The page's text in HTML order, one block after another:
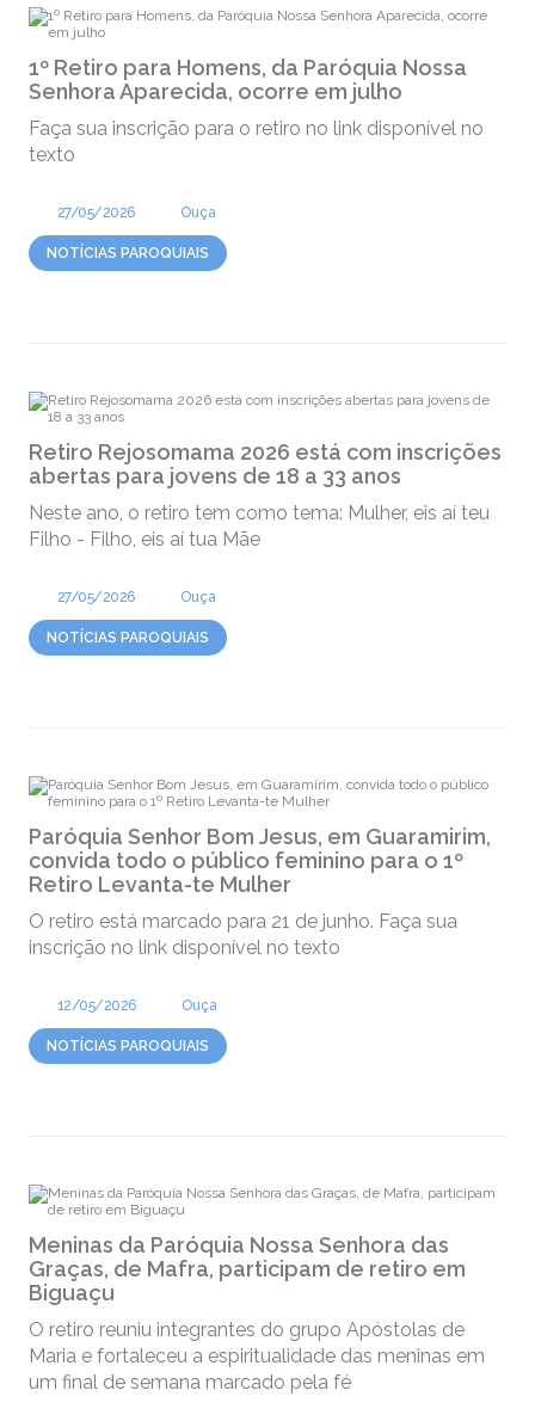
1º Retiro para Homens, da Paróquia Nossa
Senhora Aparecida, ocorre em julho
Faça sua inscrição para o retiro no link disponível no
texto
27/05/2026 Ouça
NOTÍCIAS PAROQUIAIS
Retiro Rejosomama 2026 está com inscrições
abertas para jovens de 18 a 33 anos
Neste ano, o retiro tem como tema: Mulher, eis aí teu
Filho - Filho, eis aí tua Mãe
27/05/2026 Ouça
NOTÍCIAS PAROQUIAIS
Paróquia Senhor Bom Jesus, em Guaramirim,
convida todo o público feminino para o 1º
Retiro Levanta-te Mulher
O retiro está marcado para 21 de junho. Faça sua
inscrição no link disponível no texto
12/05/2026 Ouça
NOTÍCIAS PAROQUIAIS
Meninas da Paróquia Nossa Senhora das
Graças, de Mafra, participam de retiro em
Biguaçu
O retiro reuniu integrantes do grupo Apóstolas de
Maria e fortaleceu a espiritualidade das meninas em
um final de semana marcado pela fé